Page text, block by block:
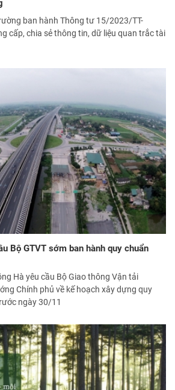
ban hành Thông tư 15/2023/TT-
cấp, chia sẻ thông tin, dữ liệu quan trắc tài
Bộ GTVT sớm ban hành quy chuẩn
Hà yêu cầu Bộ Giao thông Vận tải
Chính phủ về kế hoạch xây dựng quy
ngày 30/11